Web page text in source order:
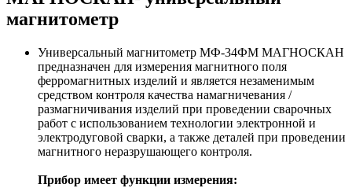
магнитометр
Универсальный магнитометр МФ-34ФМ МАГНОСКАН
предназначен для измерения магнитного поля
ферромагнитных изделий и является незаменимым
средством контроля качества намагничевания /
размагничивания изделий при проведении сварочных
работ с использованием технологии электронной и
электродуговой сварки, а также деталей при проведении
магнитного неразрушающего контроля.
Прибор имеет функции измерения: